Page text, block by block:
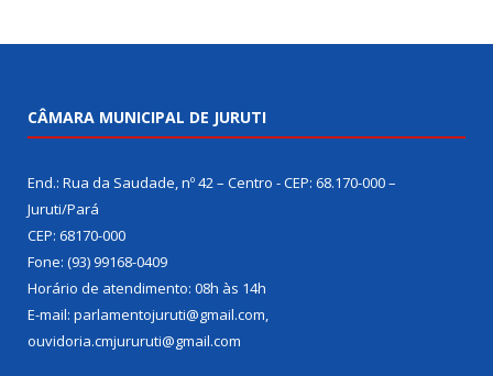
CÂMARA MUNICIPAL DE JURUTI
End.: Rua da Saudade, nº 42 – Centro - CEP: 68.170-000 –
Juruti/Pará
CEP: 68170-000
Fone: (93) 99168-0409
Horário de atendimento: 08h às 14h
E-mail: parlamentojuruti@gmail.com,
ouvidoria.cmjururuti@gmail.com